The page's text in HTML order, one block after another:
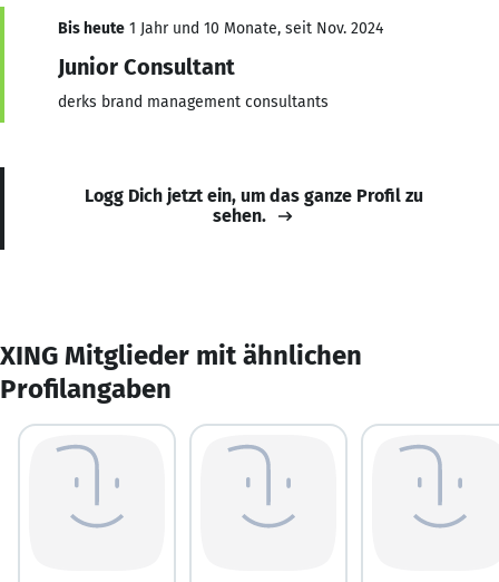
Bis heute 1 Jahr und 10 Monate, seit Nov. 2024
Junior Consultant
derks brand management consultants
Logg Dich jetzt ein, um das ganze Profil zu
sehen.
XING Mitglieder mit ähnlichen
Profilangaben